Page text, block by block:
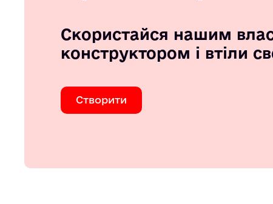
Скористайся нашим
конструктором і втіли
Створити